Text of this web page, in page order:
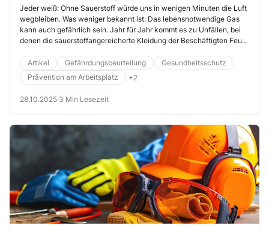
durch Sauerstoff
Jeder weiß: Ohne Sauerstoff würde uns in wenigen Minuten die Luft
wegbleiben. Was weniger bekannt ist: Das lebensnotwendige Gas
kann auch gefährlich sein. Jahr für Jahr kommt es zu Unfällen, bei
denen die sauerstoffangereicherte Kleidung der Beschäftigten Feuer
anderen Gefahren durch Sauerstoff schützen können.
Artikel Gefährdungsbeurteilung
Gesundheitsschutz
Prävention am Arbeitsplatz
+2
28.10.2025·3 Min Lesezeit